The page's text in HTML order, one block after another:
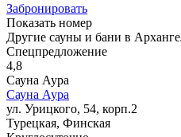
Забронировать
Показать номер
Другие сауны и бани в
Спецпредложение
4,8
Сауна Аура
Сауна Аура
ул. Урицкого, 54, корп.2
Турецкая, Финская